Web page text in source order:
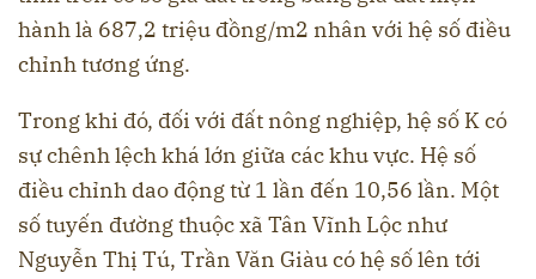
hành là 687,2 triệu đồng/m2 nhân với hệ số điều
chỉnh tương ứng.
Trong khi đó, đối với đất nông nghiệp, hệ số K có
sự chênh lệch khá lớn giữa các khu vực. Hệ số
điều chỉnh dao động từ 1 lần đến 10,56 lần. Một
số tuyến đường thuộc xã Tân Vĩnh Lộc như
Nguyễn Thị Tú, Trần Văn Giàu có hệ số lên tới